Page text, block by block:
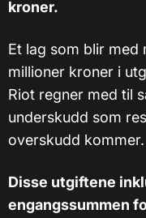
kroner.
Et lag som blir med
millioner kroner i
Riot regner med til
underskudd som
overskudd kommer.
Disse utgiftene
engangssummen